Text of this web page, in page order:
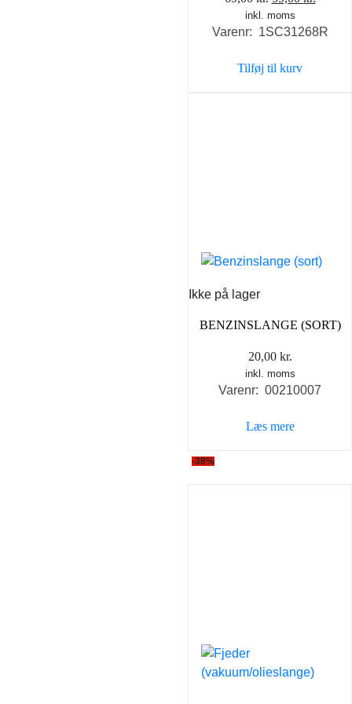
oprindelige
pris
69,00 kr..
pris
inkl. moms
Varenr: 1SC31268R
Tilføj til kurv
Ikke på lager
BENZINSLANGE (SORT)
20,00 kr.
inkl. moms
Varenr: 00210007
Læs mere
-38%